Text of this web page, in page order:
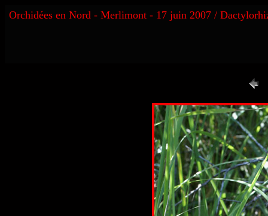
Orchidées en Nord - Merlimont - 17 juin 2007 /